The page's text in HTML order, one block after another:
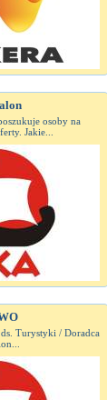
osoby na
Jakie...
Turystyki / Doradca